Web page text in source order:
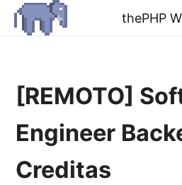
thePHP
[REMOTO]
Engineer
Creditas